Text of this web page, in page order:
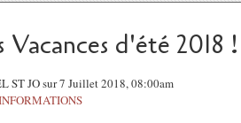
Vacances d'été 2018 !
ST JO sur 7 Juillet 2018, 08:00am